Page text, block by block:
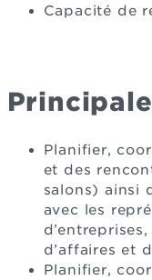
Capacité de
Planifier,
et des
salons) ainsi
avec les
d’affaires et
Planifier,